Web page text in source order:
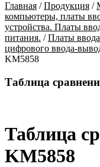
Главная /Продукция /
компьютеры, платы
устройства. Платы
питания. /Платы
цифрового ввода-
KM5858
Таблица
Таблица
KM5858